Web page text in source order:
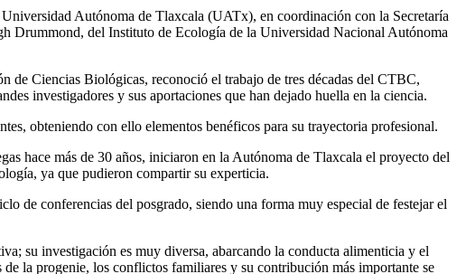
Autónoma de Tlaxcala (UATx), en coordinación con la Secretaría
Drummond, del Instituto de Ecología de la Universidad Nacional Autónoma
Ciencias Biológicas, reconoció el trabajo de tres décadas del CTBC,
investigadores y sus aportaciones que han dejado huella en la ciencia.
obteniendo con ello elementos benéficos para su trayectoria profesional.
hace más de 30 años, iniciaron en la Autónoma de Tlaxcala el proyecto del
ya que pudieron compartir su experticia.
de conferencias del posgrado, siendo una forma muy especial de festejar el
su investigación es muy diversa, abarcando la conducta alimenticia y el
la progenie, los conflictos familiares y su contribución más importante se